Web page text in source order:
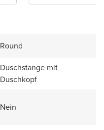
Round
Duschstange mit
Duschkopf
Nein